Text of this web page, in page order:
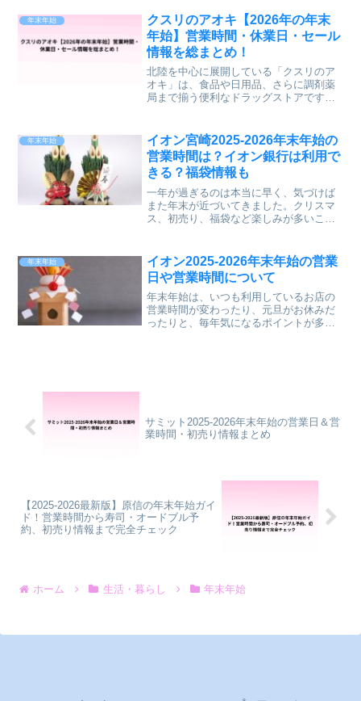
は、✔ 福岡のイオン大型施設「全7店舗」
✔ 2025–2026...
年末年始
クスリのアオキ【2026年の年末
年始】営業時間・休業日・セール
情報を総まとめ！
北陸を中心に展開している「クスリのア
オキ」は、食品や日用品、さらに調剤薬
局まで揃う便利なドラッグストアです。
ェックしておきたいところ。2026年の年
末年始営業がどうなるの...
年末年始
イオン宮崎2025-2026年末年始の
営業時間は？イオン銀行は利用で
きる？福袋情報も
一年が過ぎるのは本当に早く、気づけば
また年末が近づいてきました。クリスマ
ス、初売り、福袋など楽しみが多いこの
は出費が増えるタイミングでもあるた
め、銀行が利用できるかどう...
年末年始
イオン2025-2026年末年始の営業
日や営業時間について
年末年始は、いつも利用しているお店の
営業時間が変わったり、元旦がお休みだ
ったりと、毎年気になるポイントが多い
サミット2025-2026年末年始の営業日＆営
業時間・初売り情報まとめ
【2025-2026最新版】原信の年末年始ガイ
ド！営業時間から寿司・オードブル予
約、初売り情報まで完全チェック
ホーム 生活・暮らし 年末年始